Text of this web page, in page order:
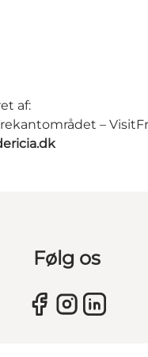
af:
–
Følg os